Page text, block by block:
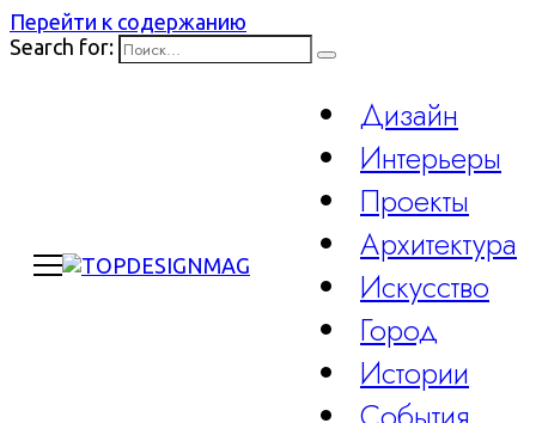
Перейти к содержанию
Search for:
Дизайн
Интерьеры
Проекты
Архитектура
Искусство
Город
Истории